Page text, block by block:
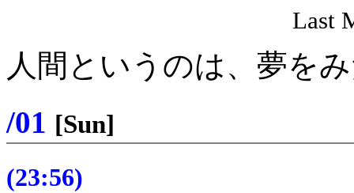
Last
人間というのは、夢を
/01 [Sun]
(23:56)